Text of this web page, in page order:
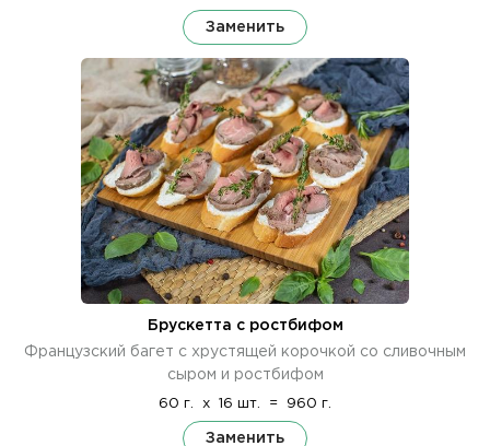
Заменить
Брускетта с ростбифом
Французский багет с хрустящей корочкой со сливочным
сыром и ростбифом
60 г. x 16 шт. = 960 г.
Заменить